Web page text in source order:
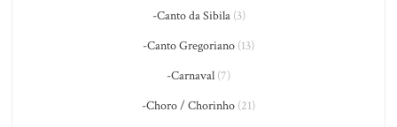
-Canto da Sibila(3)
-Canto Gregoriano (13)
-Carnaval (7)
-Choro / Chorinho (21)